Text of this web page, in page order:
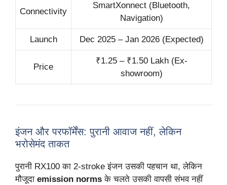
Connectivity
SmartXonnect (Bluetooth,
Navigation)
Launch Dec 2025 – Jan 2026 (Expected)
Price
₹1.25 – ₹1.50 Lakh (Ex-
showroom)
इंजन और परफॉर्मेंस: पुरानी आवाज नहीं, लेकिन
भरोसेमंद ताकत
पुरानी RX100 का 2-stroke इंजन उसकी पहचान था, लेकिन
मौजूदा emission norms के चलते उसकी वापसी संभव नहीं